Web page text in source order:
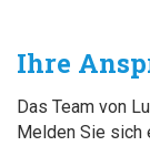
Ihre
Das Team von
Melden Sie sich